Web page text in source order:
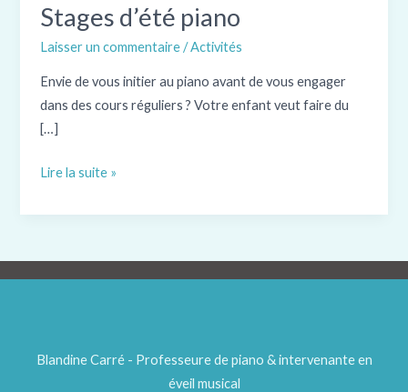
Stages d’été piano
Laisser un commentaire/Activités
Envie de vous initier au piano avant de vous engager
dans des cours réguliers ? Votre enfant veut faire du
[…]
Stages
piano
Lire la suite »
Blandine Carré - Professeure de piano & intervenante en
éveil musical